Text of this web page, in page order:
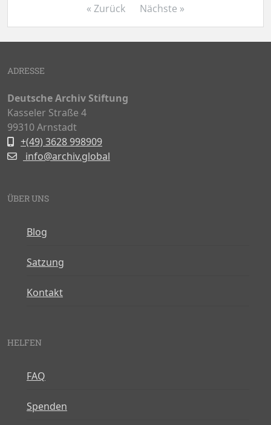
« Zurück Nächste »
ADRESSE
Deutsche Archiv Stiftung
Kasseler Straße 4
99310 Arnstadt
+(49) 3628 998909
info@archiv.global
ÜBER UNS
Blog
Satzung
Kontakt
HELFEN
FAQ
Spenden